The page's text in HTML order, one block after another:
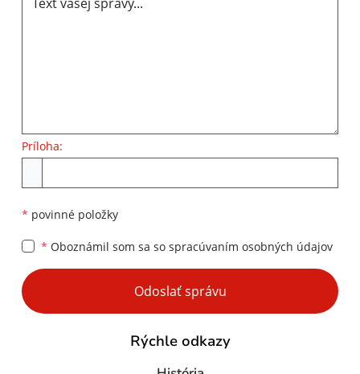
Príloha:
* povinné položky
* Oboznámil som sa so spracúvaním osobných údajov
Google reCaptcha Response
Odoslať správu
Rýchle odkazy